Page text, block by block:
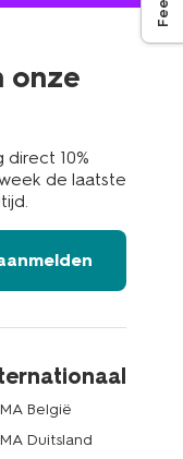
onze
10%
de laatste
België
Duitsland